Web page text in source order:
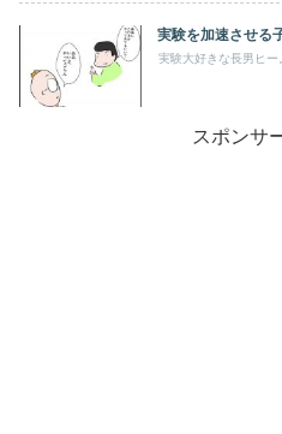
実験を加速させる
実験大好きな長男ヒー
スポンサ